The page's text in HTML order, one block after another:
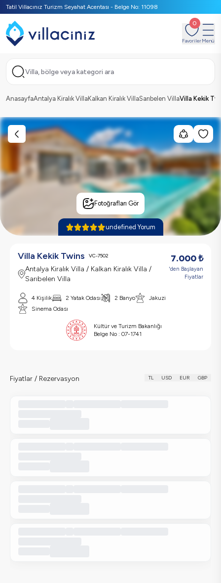
Tatil Villacınız Turizm Seyahat Acentası - Belge No: 11098
0
FavorilerMenü
Villa, bölge veya kategori ara
AnasayfaAntalya Kiralık VillaKalkan Kiralık VillaSarıbelen VillaVilla Kekik
Fotoğrafları Gör
undefined Yorum
Villa Kekik Twins VC-7502
Antalya Kiralık Villa / Kalkan Kiralık Villa /
Sarıbelen Villa
7.000₺
'den Başlayan
Fiyatlar
4 Kişilik 2 Yatak Odası 2 Banyo
Jakuzi
Sinema Odası
Kültür ve Turizm Bakanlığı
Belge No : 07-1741
Fiyatlar / Rezervasyon TL USD EUR GBP